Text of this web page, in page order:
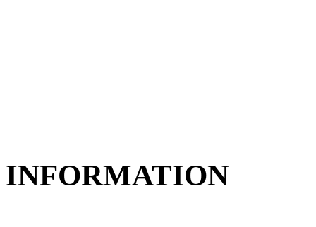
INFORMATION